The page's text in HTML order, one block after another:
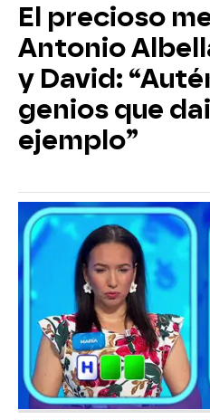
El precioso
Antonio
y David:
genios que
ejemplo”